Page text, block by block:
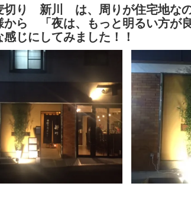
切り 新川 は、周りが住宅地な
から 「夜は、もっと明るい方が
じにしてみました！！